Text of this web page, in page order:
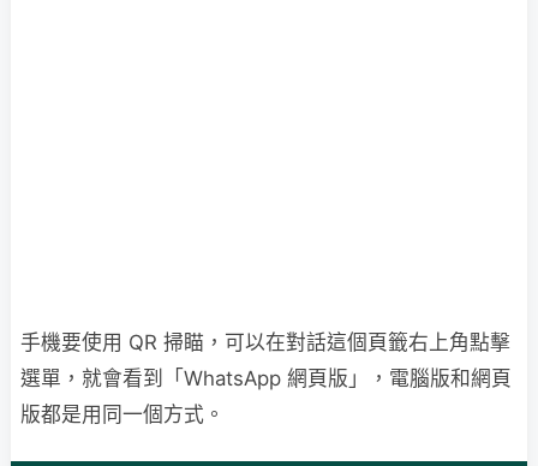
手機要使用 QR 掃瞄，可以在對話這個頁籤右上角點擊
選單，就會看到「WhatsApp 網頁版」，電腦版和網頁
版都是用同一個方式。